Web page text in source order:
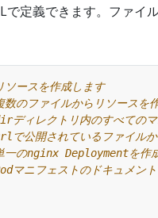
定義できます。ファイ
ースを作成します
のファイルからリソースを作
ディレクトリ内のすべてのマ
で公開されているファイルか
一のnginx Deploymentを作成
マニフェストのドキュメント